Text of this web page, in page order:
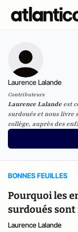
Laurence Lalande
Contributeurs
Laurence Lalande est
surdoués et nous livre
collège, auprès des
BONNES FEUILLES
Pourquoi les
surdoués
Laurence Lalande